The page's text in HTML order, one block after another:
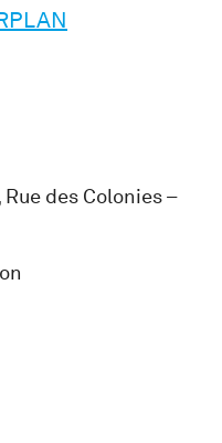
des Colonies –